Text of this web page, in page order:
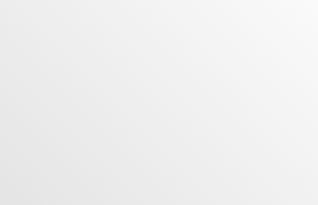
illustrierten Schaubücher zeigen
gleichzeitig ein Höhepunkt der
mit aufwändigen Kupferstichen illustrierten
oft sehr seltenen Werke der technischen